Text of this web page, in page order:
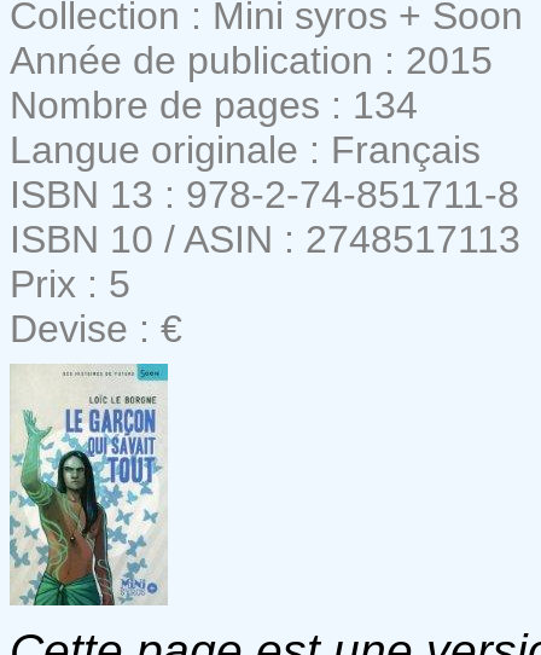
Collection : Mini syros + Soon
Année de publication : 2015
Nombre de pages : 134
Langue originale : Français
ISBN 13 : 978-2-74-851711-8
ISBN 10 / ASIN : 2748517113
Prix : 5
Devise : €